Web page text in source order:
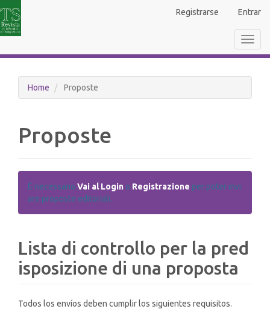
Barra
Registrarse Entrar
Home Proposte
Proposte
È necessario Vai al Login o Registrazione per poter invi
are proposte editoriali.
Lista di controllo per la pred
isposizione di una proposta
Todos los envíos deben cumplir los siguientes requisitos.